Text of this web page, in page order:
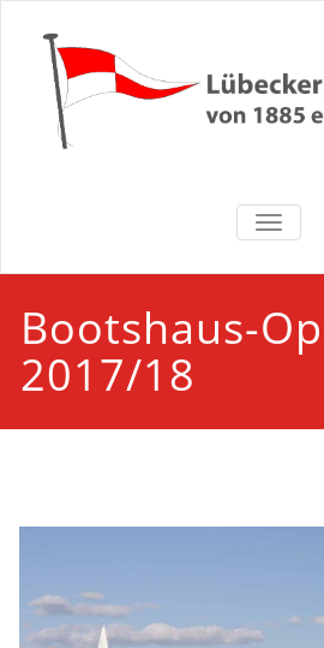
springen
Bootshaus-
2017/18